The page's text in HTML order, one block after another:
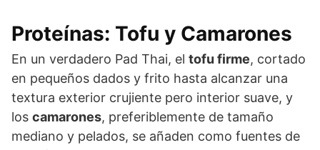
Proteínas: Tofu y Camarones
En un verdadero Pad Thai, el tofu firme, cortado
en pequeños dados y frito hasta alcanzar una
textura exterior crujiente pero interior suave, y
los camarones, preferiblemente de tamaño
mediano y pelados, se añaden como fuentes de